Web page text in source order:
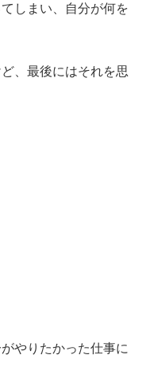
しまい、自分が何を
、最後にはそれを思
やりたかった仕事に